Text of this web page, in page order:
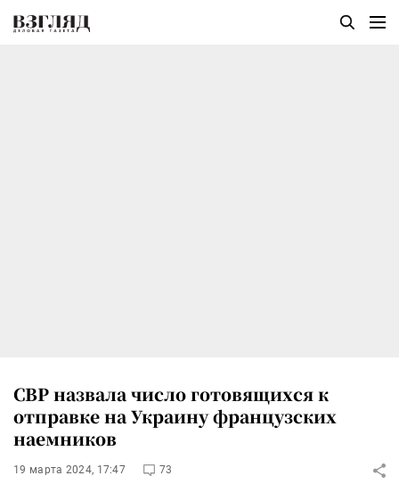
СВР назвала число готовящихся к
отправке на Украину французских
наемников
19 марта 2024, 17:47 73